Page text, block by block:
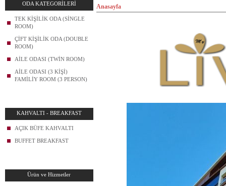
ODA KATEGORİLERİ
TEK KİŞİLİK ODA (SİNGLE
ROOM)
ÇİFT KİŞİLİK ODA (DOUBLE
ROOM)
AİLE ODASI (TWİN ROOM)
AİLE ODASI (3 KİŞİ)
FAMİLİY ROOM (3 PERSON)
KAHVALTI - BREAKFAST
AÇIK BÜFE KAHVALTI
BUFFET BREAKFAST
Ürün ve Hizmetler
Anasayfa